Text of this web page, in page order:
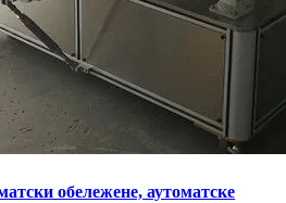
обележене, аутоматске